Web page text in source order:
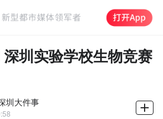
圳实验学校生物竞赛
圳大件事